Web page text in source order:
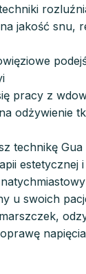
jakość snu,
pracy z
odżywienie
technikę Gua
estetycznej
u swoich
napięcia